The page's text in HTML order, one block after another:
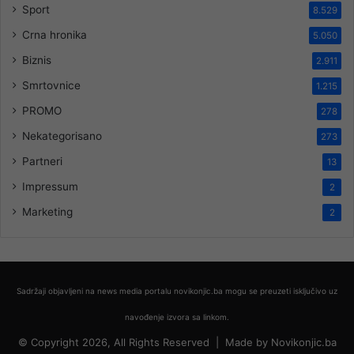
Sport 8.529
Crna hronika 5.050
Biznis 2.911
Smrtovnice 1.215
PROMO 278
Nekategorisano 273
Partneri 13
Impressum 2
Marketing 2
Sadržaji objavljeni na news media portalu novikonjic.ba mogu se preuzeti isključivo uz
navođenje izvora sa linkom.
© Copyright 2026, All Rights Reserved | Made by Novikonjic.ba